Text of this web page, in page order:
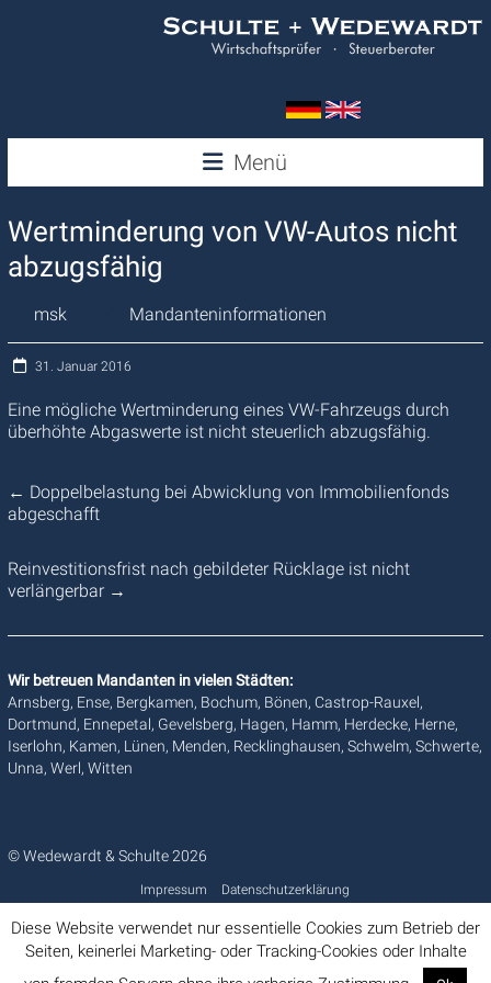
Wedewardt
&
Schulte
Menü
Wertminderung von VW-Autos nicht
abzugsfähig
msk Mandanteninformationen
31. Januar 2016
Eine mögliche Wertminderung eines VW-Fahrzeugs durch
überhöhte Abgaswerte ist nicht steuerlich abzugsfähig.
← Doppelbelastung bei Abwicklung von Immobilienfonds
abgeschafft
Reinvestitionsfrist nach gebildeter Rücklage ist nicht
verlängerbar →
Wir betreuen Mandanten in vielen Städten:
Arnsberg, Ense, Bergkamen, Bochum, Bönen, Castrop-Rauxel,
Dortmund, Ennepetal, Gevelsberg, Hagen, Hamm, Herdecke, Herne,
Iserlohn, Kamen, Lünen, Menden, Recklinghausen, Schwelm, Schwerte,
Unna, Werl, Witten
© Wedewardt & Schulte 2026
Impressum Datenschutzerklärung
Diese Website verwendet nur essentielle Cookies zum Betrieb der
Seiten, keinerlei Marketing- oder Tracking-Cookies oder Inhalte